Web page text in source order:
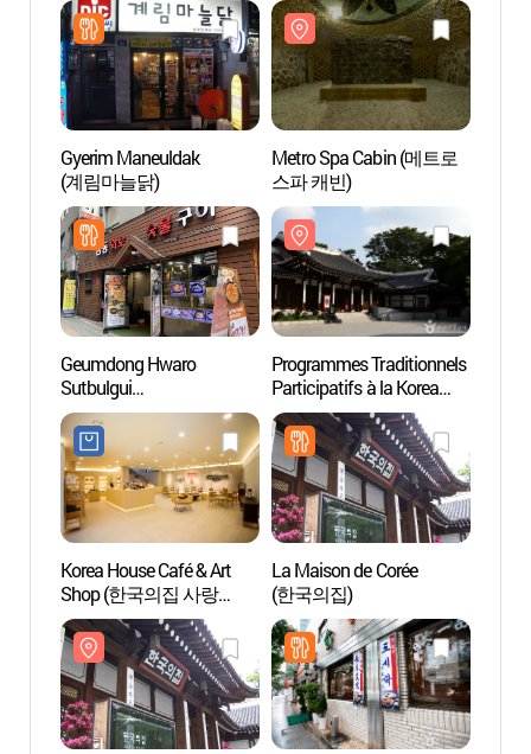
Gyerim Maneuldak
(계림마늘닭)
Metro Spa Cabin (메트로
스파 캐빈)
Geumdong Hwaro
Sutbulgui
(금동화로숯불구이)
Programmes Traditionnels
Participatifs à la Korea
House (한국의집
전통문화체험)
Korea House Café & Art
Shop (한국의집 사랑
카페앤아트샵)
La Maison de Corée
(한국의집)